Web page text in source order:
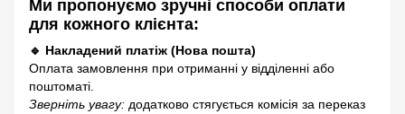
Ми пропонуємо зручні способи оплати
для кожного клієнта:
🔹 Накладений платіж (Нова пошта)
Оплата замовлення при отриманні у відділенні або
поштоматі.
Зверніть увагу: додатково стягується комісія за переказ